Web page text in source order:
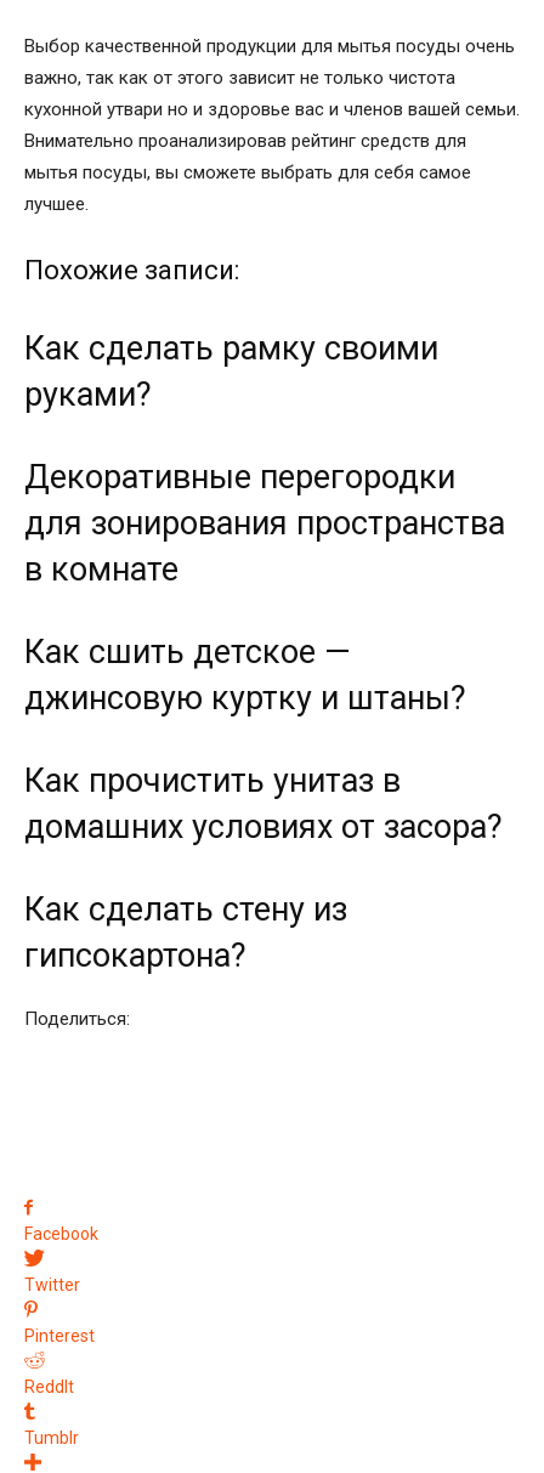
Выбор качественной продукции для мытья посуды очень
важно, так как от этого зависит не только чистота
кухонной утвари но и здоровье вас и членов вашей семьи.
Внимательно проанализировав рейтинг средств для
мытья посуды, вы сможете выбрать для себя самое
лучшее.
Похожие записи:
Как сделать рамку своими
руками?
Декоративные перегородки
для зонирования пространства
в комнате
Как сшить детское —
джинсовую куртку и штаны?
Как прочистить унитаз в
домашних условиях от засора?
Как сделать стену из
гипсокартона?
Поделиться:
Facebook
Twitter
Pinterest
ReddIt
Tumblr